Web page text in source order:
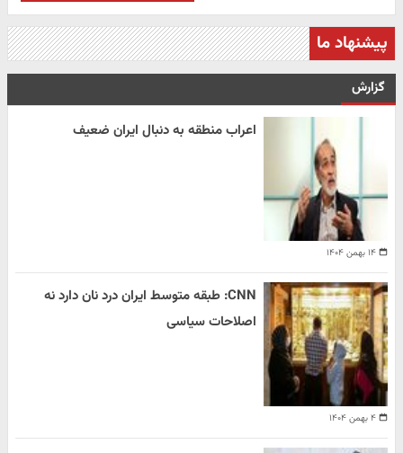
پیشنهاد ما
گزارش
۱۴ بهمن ۱۴۰۴
اعراب منطقه به دنبال ایران ضعیف
۴ بهمن ۱۴۰۴
CNN: طبقه متوسط ایران درد نان دارد نه
اصلاحات سیاسی